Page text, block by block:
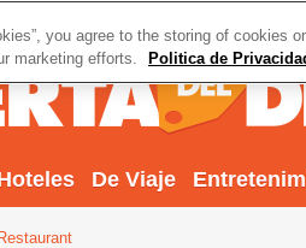
De Viaje
you agree to the storing of cookies
marketing efforts.
Politica de